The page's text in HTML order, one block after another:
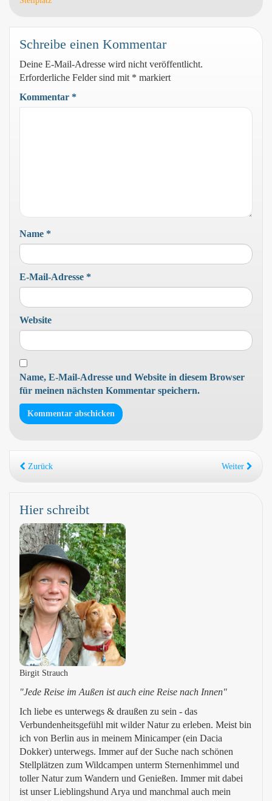
Schreibe einen Kommentar
Deine E-Mail-Adresse wird nicht veröffentlicht.
Erforderliche Felder sind mit * markiert
Kommentar *
Name *
E-Mail-Adresse *
Website
Name, E-Mail-Adresse und Website in diesem Browser
für meinen nächsten Kommentar speichern.
Zurück Weiter
Hier schreibt
Birgit Strauch
"Jede Reise im Außen ist auch eine Reise nach Innen"
Ich liebe es unterwegs & draußen zu sein - das
Verbundenheitsgefühl mit wilder Natur zu erleben. Meist bin
ich von Berlin aus in meinem Minicamper (ein Dacia
Dokker) unterwegs. Immer auf der Suche nach schönen
Stellplätzen zum Wildcampen unterm Sternenhimmel und
toller Natur zum Wandern und Genießen. Immer mit dabei
ist unser Lieblingshund Arya und manchmal auch mein